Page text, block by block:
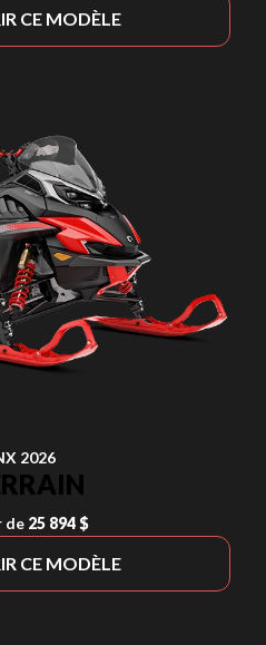
CE MODÈLE
2026
de 25 894 $
CE MODÈLE